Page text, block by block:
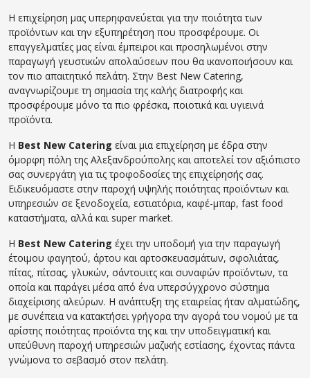
Η επιχείρηση μας υπερηφανεύεται για την ποιότητα των
προϊόντων και την εξυπηρέτηση που προσφέρουμε. Οι
επαγγελματίες μας είναι έμπειροι και προσηλωμένοι στην
παραγωγή γευστικών απολαύσεων που θα ικανοποιήσουν και
τον πιο απαιτητικό πελάτη. Στην Best New Catering,
αναγνωρίζουμε τη σημασία της καλής διατροφής και
προσφέρουμε μόνο τα πιο φρέσκα, ποιοτικά και υγιεινά
προϊόντα.
Η Best New Catering είναι μια επιχείρηση με έδρα στην
όμορφη πόλη της Αλεξανδρούπολης και αποτελεί τον αξιόπιστο
σας συνεργάτη για τις τροφοδοσίες της επιχείρησής σας.
Ειδικευόμαστε στην παροχή υψηλής ποιότητας προϊόντων και
υπηρεσιών σε ξενοδοχεία, εστιατόρια, καφέ-μπαρ, fast food
καταστήματα, αλλά και super market.
Η Best New Catering έχει την υποδομή για την παραγωγή
έτοιμου φαγητού, άρτου και αρτοσκευασμάτων, σφολιάτας,
πίτας, πίτσας, γλυκών, σάντουιτς και συναφών προϊόντων, τα
οποία και παράγει μέσα από ένα υπερσύγχρονο σύστημα
διαχείρισης αλεύρων. Η ανάπτυξη της εταιρείας ήταν αλματώδης,
με συνέπεια να κατακτήσει γρήγορα την αγορά του νομού με τα
αρίστης ποιότητας προϊόντα της και την υποδειγματική και
υπεύθυνη παροχή υπηρεσιών μαζικής εστίασης, έχοντας πάντα
γνώμονα το σεβασμό στον πελάτη.